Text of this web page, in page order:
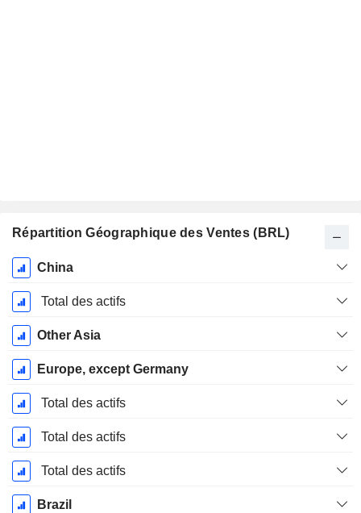
Répartition Géographique des Ventes (BRL)
Période
Fiscale:
Décembre
China
Total des actifs
Other Asia
Europe, except Germany
Total des actifs
Total des actifs
Total des actifs
Brazil